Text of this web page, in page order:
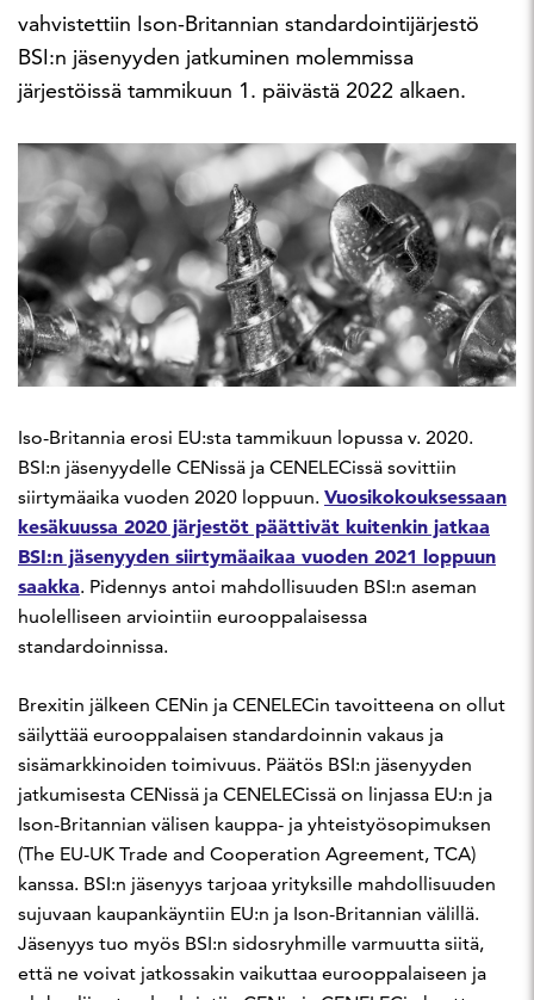
vahvistettiin Ison-Britannian standardointijärjestö
BSI:n jäsenyyden jatkuminen molemmissa
järjestöissä tammikuun 1. päivästä 2022 alkaen.
Iso-Britannia erosi EU:sta tammikuun lopussa v. 2020.
BSI:n jäsenyydelle CENissä ja CENELECissä sovittiin
siirtymäaika vuoden 2020 loppuun. Vuosikokouksessaan
kesäkuussa 2020 järjestöt päättivät kuitenkin jatkaa
BSI:n jäsenyyden siirtymäaikaa vuoden 2021 loppuun
saakka. Pidennys antoi mahdollisuuden BSI:n aseman
huolelliseen arviointiin eurooppalaisessa
standardoinnissa.
Brexitin jälkeen CENin ja CENELECin tavoitteena on ollut
säilyttää eurooppalaisen standardoinnin vakaus ja
sisämarkkinoiden toimivuus. Päätös BSI:n jäsenyyden
jatkumisesta CENissä ja CENELECissä on linjassa EU:n ja
Ison-Britannian välisen kauppa- ja yhteistyösopimuksen
(The EU-UK Trade and Cooperation Agreement, TCA)
kanssa. BSI:n jäsenyys tarjoaa yrityksille mahdollisuuden
sujuvaan kaupankäyntiin EU:n ja Ison-Britannian välillä.
Jäsenyys tuo myös BSI:n sidosryhmille varmuutta siitä,
että ne voivat jatkossakin vaikuttaa eurooppalaiseen ja